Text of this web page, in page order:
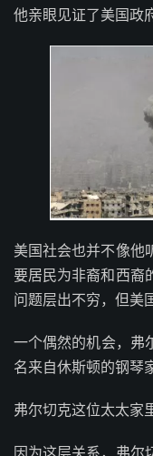
他亲眼见证了美国政
美国社会也并不像他
要居民为非裔和西裔
问题层出不穷，但美
一个偶然的机会，
名来自休斯顿的钢琴
弗尔切克这位太太家